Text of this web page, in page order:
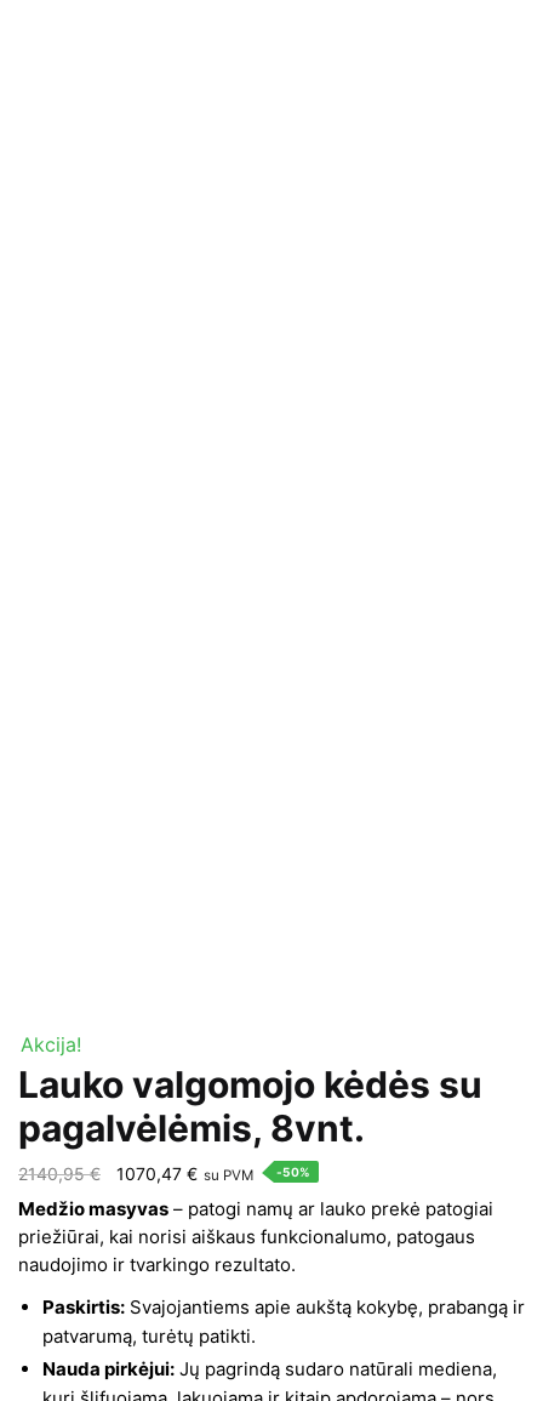
Akcija!
Lauko valgomojo kėdės su
pagalvėlėmis, 8vnt.
2140,95€
Original
price
was:
2140,95 €.
1070,47 €Current
price
is:
1070,47 €.
su PVM -50%
Medžio masyvas – patogi namų ar lauko prekė patogiai
priežiūrai, kai norisi aiškaus funkcionalumo, patogaus
naudojimo ir tvarkingo rezultato.
Paskirtis: Svajojantiems apie aukštą kokybę, prabangą ir
patvarumą, turėtų patikti.
Nauda pirkėjui: Jų pagrindą sudaro natūrali mediena,